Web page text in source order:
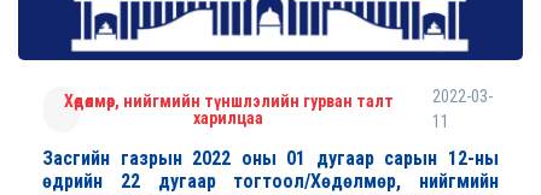
Хөдөлмөр, нийгмийн түншлэлийн гурван талт
харилцаа
2022-03-
11
Засгийн газрын 2022 оны 01 дугаар сарын 12-ны
өдрийн 22 дугаар тогтоол/Хөдөлмөр, нийгмийн